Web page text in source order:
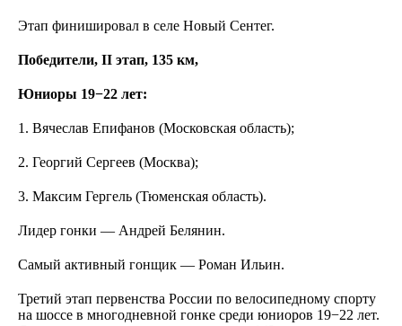
Этап финишировал в селе Новый Сентег.
Победители, II этап, 135 км,
Юниоры 19−22 лет:
1. Вячеслав Епифанов (Московская область);
2. Георгий Сергеев (Москва);
3. Максим Гергель (Тюменская область).
Лидер гонки — Андрей Белянин.
Самый активный гонщик — Роман Ильин.
Третий этап первенства России по велосипедному спорту
на шоссе в многодневной гонке среди юниоров 19−22 лет.